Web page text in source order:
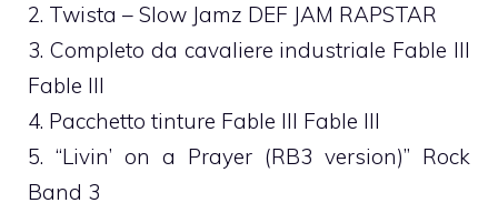
2. Twista – Slow Jamz DEF JAM RAPSTAR
3. Completo da cavaliere industriale Fable III
Fable III
4. Pacchetto tinture Fable III Fable III
5. “Livin’ on a Prayer (RB3 version)” Rock
Band 3